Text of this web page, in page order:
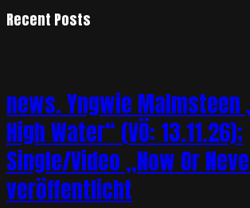
Recent Posts
news. Yngwie Malmsteen
High Water“ (VÖ: 13.11.26);
Single/Video „Now Or
veröffentlicht